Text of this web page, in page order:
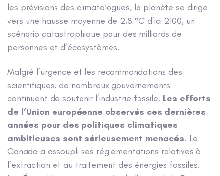
les prévisions des climatologues, la planète se dirige
vers une hausse moyenne de 2,8 °C d’ici 2100, un
scénario catastrophique pour des milliards de
personnes et d’écosystèmes.
Malgré l’urgence et les recommandations des
scientifiques, de nombreux gouvernements
continuent de soutenir l’industrie fossile. Les efforts
de l’Union européenne observés ces dernières
années pour des politiques climatiques
ambitieuses sont sérieusement menacés. Le
Canada a assoupli ses réglementations relatives à
l’extraction et au traitement des énergies fossiles.